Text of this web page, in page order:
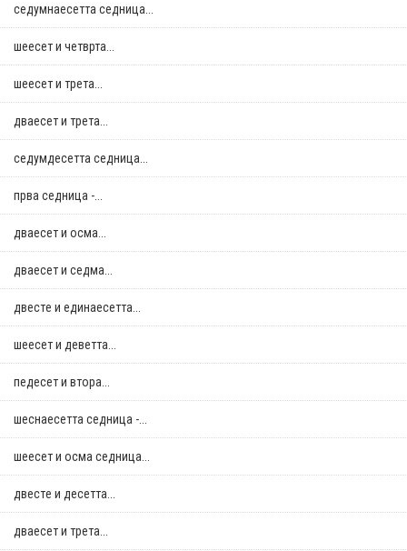
седумнаесетта седница...
шеесет и четврта...
шеесет и трета...
дваесет и трета...
седумдесетта седница...
прва седница -...
дваесет и осма...
дваесет и седма...
двестe и единаесетта...
шеесет и деветта...
педесет и втора...
шеснаесетта седница -...
шеесет и осма седница...
двестe и десетта...
дваесет и трета...